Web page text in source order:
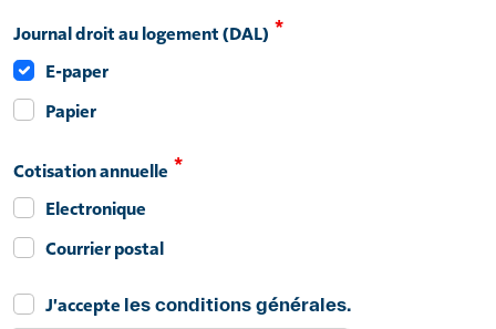
Journal droit au logement (DAL)
E-paper
Papier
Cotisation annuelle
Electronique
Courrier postal
J'accepte les conditions générales.